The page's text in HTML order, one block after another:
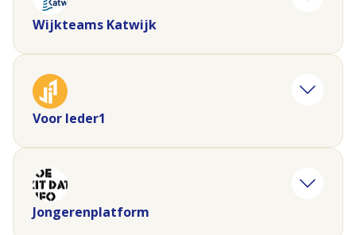
Wijkteams Katwijk
Voor Ieder1
Jongerenplatform